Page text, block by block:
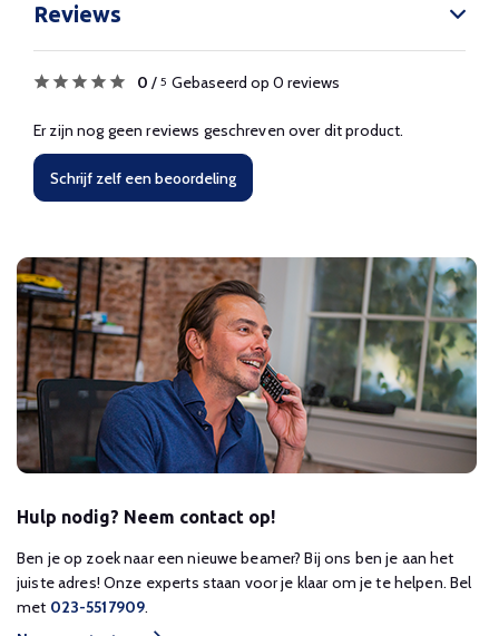
Reviews
0 / 5 Gebaseerd op 0 reviews
Er zijn nog geen reviews geschreven over dit product.
Schrijf zelf een beoordeling
Hulp nodig? Neem contact op!
Ben je op zoek naar een nieuwe beamer? Bij ons ben je aan het
juiste adres! Onze experts staan voor je klaar om je te helpen. Bel
met 023-5517909.